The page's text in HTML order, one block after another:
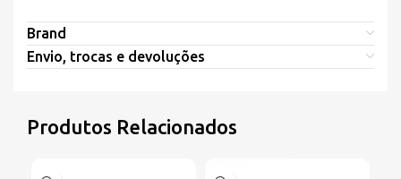
Brand
Envio, trocas e devoluções
Produtos Relacionados